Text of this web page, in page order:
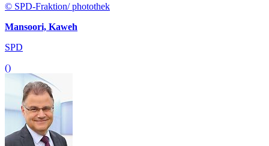
© SPD-Fraktion/ photothek
Mansoori, Kaweh
SPD
()